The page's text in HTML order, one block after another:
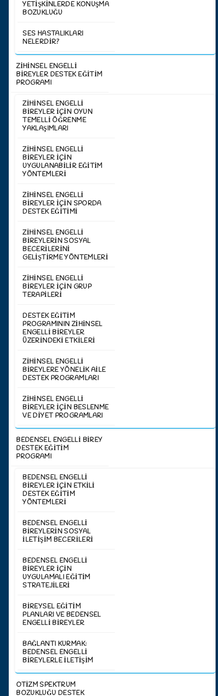
YETIŞKINLERDE KONUŞMA
BOZUKLUĞU
SES HASTALIKLARI
NELERDIR?
ZİHİNSEL ENGELLİ
BİREYLER DESTEK EĞİTİM
PROGRAMI
ZIHINSEL ENGELLI
BIREYLER İÇIN OYUN
TEMELLI ÖĞRENME
YAKLAŞIMLARI
ZIHINSEL ENGELLI
BIREYLER İÇIN
UYGULANABILIR EĞITIM
YÖNTEMLERI
ZIHINSEL ENGELLI
BIREYLER IÇIN SPORDA
DESTEK EĞITIMI
ZIHINSEL ENGELLI
BIREYLERIN SOSYAL
BECERILERINI
GELIŞTIRME YÖNTEMLERI
ZIHINSEL ENGELLI
BIREYLER İÇIN GRUP
TERAPILERI
DESTEK EĞITIM
PROGRAMININ ZIHINSEL
ENGELLI BIREYLER
ÜZERINDEKI ETKILERI
ZIHINSEL ENGELLI
BIREYLERE YÖNELIK AILE
DESTEK PROGRAMLARI
ZIHINSEL ENGELLI
BIREYLER İÇIN BESLENME
VE DIYET PROGRAMLARI
BEDENSEL ENGELLİ BİREY
DESTEK EĞİTİM
PROGRAMI
BEDENSEL ENGELLI
BIREYLER İÇIN ETKILI
DESTEK EĞITIM
YÖNTEMLERI
BEDENSEL ENGELLI
BIREYLERIN SOSYAL
İLETIŞIM BECERILERI
BEDENSEL ENGELLI
BIREYLER İÇIN
UYGULAMALI EĞITIM
STRATEJILERI
BIREYSEL EĞITIM
PLANLARI VE BEDENSEL
ENGELLI BIREYLER
BAĞLANTI KURMAK:
BEDENSEL ENGELLI
BIREYLERLE İLETIŞIM
OTİZM SPEKTRUM
BOZUKLUĞU DESTEK